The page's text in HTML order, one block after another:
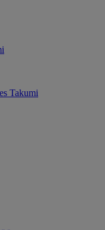
Takumi